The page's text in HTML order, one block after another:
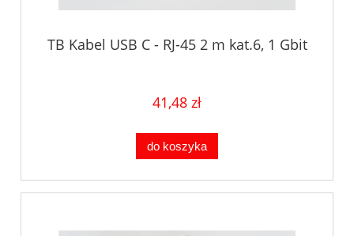
TB Kabel USB C - RJ-45 2 m kat.6, 1 Gbit
41,48 zł
do koszyka